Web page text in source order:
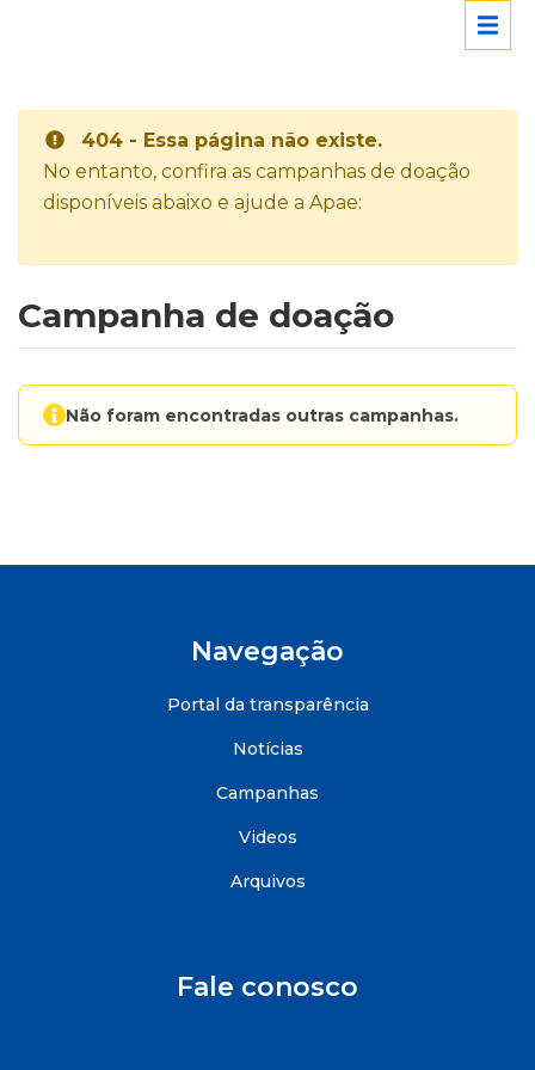
404 - Essa página não existe.
No entanto, confira as campanhas de doação
disponíveis abaixo e ajude a Apae:
Campanha de doação
Não foram encontradas outras campanhas.
Navegação
Portal da transparência
Notícias
Campanhas
Videos
Arquivos
Fale conosco